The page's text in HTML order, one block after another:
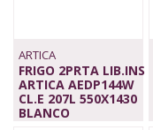
ARTICA
FRIGO 2PRTA LIB.INS
ARTICA AEDP144W
CL.E 207L 550X1430
BLANCO